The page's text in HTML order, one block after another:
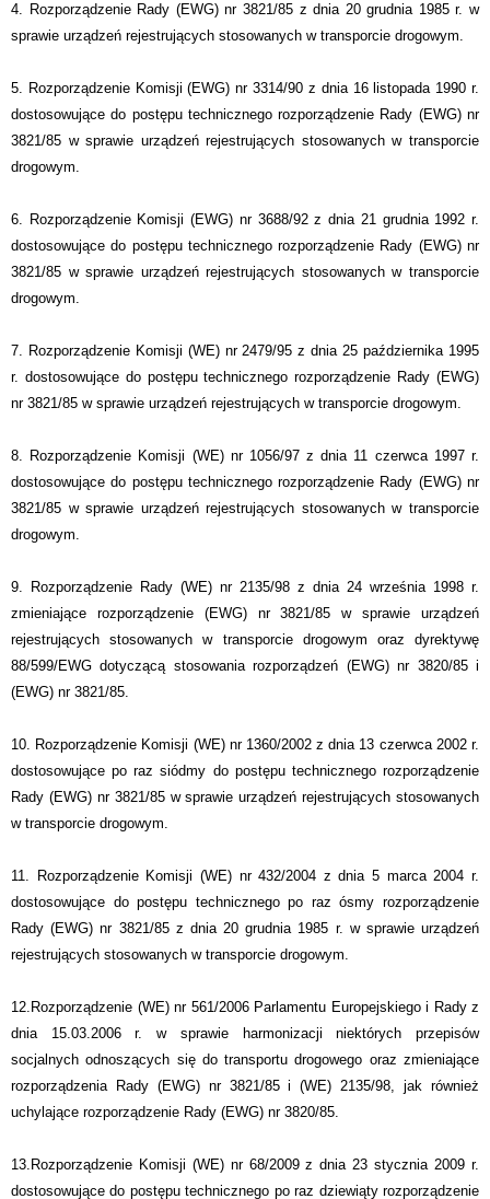
4. Rozporządzenie Rady (EWG) nr 3821/85 z dnia 20 grudnia 1985 r. w
sprawie urządzeń rejestrujących stosowanych w transporcie drogowym.
5. Rozporządzenie Komisji (EWG) nr 3314/90 z dnia 16 listopada 1990 r.
dostosowujące do postępu technicznego rozporządzenie Rady (EWG) nr
3821/85 w sprawie urządzeń rejestrujących stosowanych w transporcie
drogowym.
6. Rozporządzenie Komisji (EWG) nr 3688/92 z dnia 21 grudnia 1992 r.
dostosowujące do postępu technicznego rozporządzenie Rady (EWG) nr
3821/85 w sprawie urządzeń rejestrujących stosowanych w transporcie
drogowym.
7. Rozporządzenie Komisji (WE) nr 2479/95 z dnia 25 października 1995
r. dostosowujące do postępu technicznego rozporządzenie Rady (EWG)
nr 3821/85 w sprawie urządzeń rejestrujących w transporcie drogowym.
8. Rozporządzenie Komisji (WE) nr 1056/97 z dnia 11 czerwca 1997 r.
dostosowujące do postępu technicznego rozporządzenie Rady (EWG) nr
3821/85 w sprawie urządzeń rejestrujących stosowanych w transporcie
drogowym.
9. Rozporządzenie Rady (WE) nr 2135/98 z dnia 24 września 1998 r.
zmieniające rozporządzenie (EWG) nr 3821/85 w sprawie urządzeń
rejestrujących stosowanych w transporcie drogowym oraz dyrektywę
88/599/EWG dotyczącą stosowania rozporządzeń (EWG) nr 3820/85 i
(EWG) nr 3821/85.
10. Rozporządzenie Komisji (WE) nr 1360/2002 z dnia 13 czerwca 2002 r.
dostosowujące po raz siódmy do postępu technicznego rozporządzenie
Rady (EWG) nr 3821/85 w sprawie urządzeń rejestrujących stosowanych
w transporcie drogowym.
11. Rozporządzenie Komisji (WE) nr 432/2004 z dnia 5 marca 2004 r.
dostosowujące do postępu technicznego po raz ósmy rozporządzenie
Rady (EWG) nr 3821/85 z dnia 20 grudnia 1985 r. w sprawie urządzeń
rejestrujących stosowanych w transporcie drogowym.
12.Rozporządzenie (WE) nr 561/2006 Parlamentu Europejskiego i Rady z
dnia 15.03.2006 r. w sprawie harmonizacji niektórych przepisów
socjalnych odnoszących się do transportu drogowego oraz zmieniające
rozporządzenia Rady (EWG) nr 3821/85 i (WE) 2135/98, jak również
uchylające rozporządzenie Rady (EWG) nr 3820/85.
13.Rozporządzenie Komisji (WE) nr 68/2009 z dnia 23 stycznia 2009 r.
dostosowujące do postępu technicznego po raz dziewiąty rozporządzenie